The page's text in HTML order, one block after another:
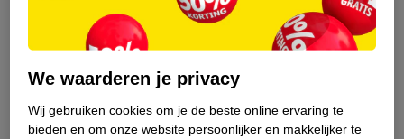
We waarderen je privacy
Wij gebruiken cookies om je de beste online ervaring te
bieden en om onze website persoonlijker en makkelijker te